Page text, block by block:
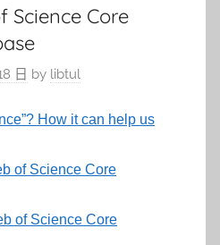
Science Core
日 by libtul
How it can help us
of Science Core
of Science Core